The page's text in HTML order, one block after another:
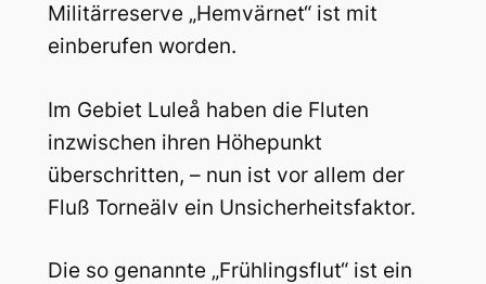
Militärreserve „Hemvärnet“ ist mit
einberufen worden.
Im Gebiet Luleå haben die Fluten
inzwischen ihren Höhepunkt
überschritten, – nun ist vor allem der
Fluß Torneälv ein Unsicherheitsfaktor.
Die so genannte „Frühlingsflut“ ist ein